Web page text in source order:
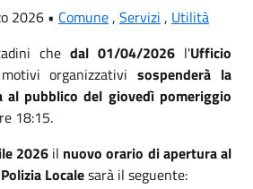
2026 • Comune, Servizi , Utilità
che dal 01/04/2026 l'Ufficio
organizzativisospenderà la
pubblico del giovedì pomeriggio
18:15.
2026il nuovo orario di apertura al
Localesarà il seguente: